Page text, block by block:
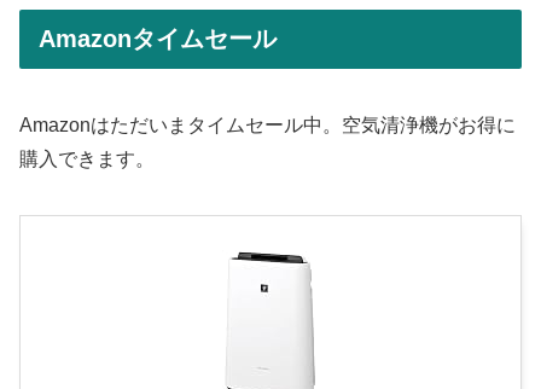
Amazonタイムセール
Amazonはただいまタイムセール中。空気清浄機がお得に
購入できます。